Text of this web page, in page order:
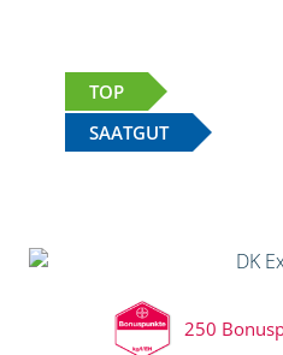
TOP
SAATGUT
250